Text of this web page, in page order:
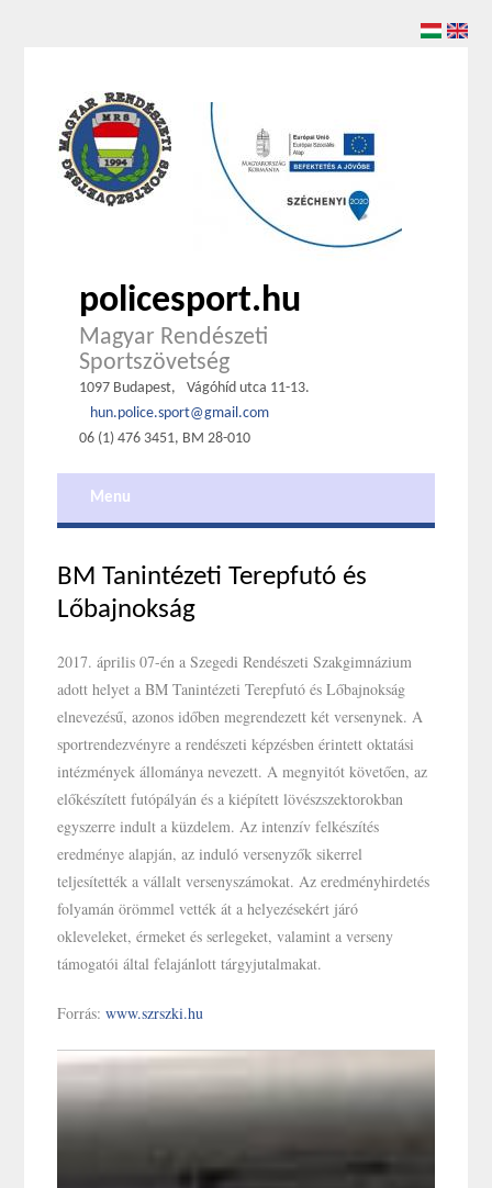
policesport.hu
Magyar Rendészeti
Sportszövetség
1097 Budapest,
Vágóhíd utca 11-13.
hun.police.sport@gmail.com
06 (1) 476 3451, BM 28-010
Menu
BM Tanintézeti Terepfutó és
Lőbajnokság
2017. április 07-én a Szegedi Rendészeti Szakgimnázium
adott helyet a BM Tanintézeti Terepfutó és Lőbajnokság
elnevezésű, azonos időben megrendezett két versenynek. A
sportrendezvényre a rendészeti képzésben érintett oktatási
intézmények állománya nevezett. A megnyitót követően, az
előkészített futópályán és a kiépített lövészszektorokban
egyszerre indult a küzdelem. Az intenzív felkészítés
eredménye alapján, az induló versenyzők sikerrel
teljesítették a vállalt versenyszámokat. Az eredményhirdetés
folyamán örömmel vették át a helyezésekért járó
okleveleket, érmeket és serlegeket, valamint a verseny
támogatói által felajánlott tárgyjutalmakat.
Forrás:www.szrszki.hu